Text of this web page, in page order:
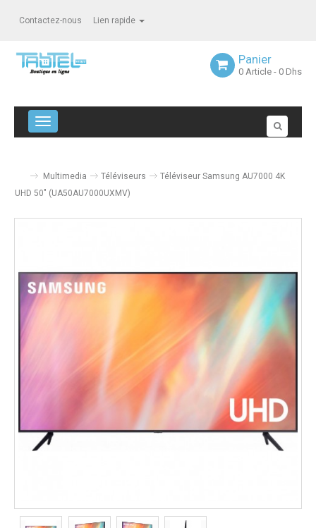
Contactez-nous Lien rapide
Panier
0 Article - 0 Dhs
Navigation bascule
Multimedia Téléviseurs
Téléviseur Samsung AU7000 4K
UHD 50" (UA50AU7000UXMV)